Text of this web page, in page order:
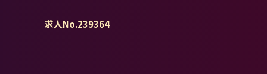
求人No.239364